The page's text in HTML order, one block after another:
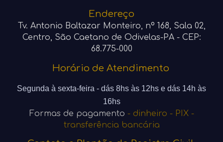
Endereço
Tv. Antonio Baltazar Monteiro, nº 168, Sala 02,
Centro, São Caetano de Odivelas-PA - CEP:
68.775-000
Horário de Atendimento
Segunda à sexta-feira - dás 8hs às 12hs e dás 14h às
16hs
Formas de pagamento - dinheiro - PIX -
transferência bancária